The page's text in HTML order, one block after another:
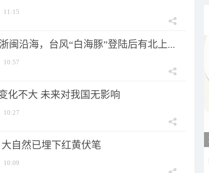
11:15
闽沿海，台风“白海豚”登陆后有北上...
10:57
化不大 未来对我国无影响
10:27
自然已埋下红黄伏笔
10:09